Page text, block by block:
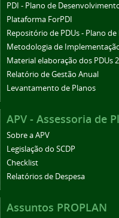
PDI - Plano de
Plataforma ForPDI
Repositório de PDUs - Plano
Metodologia de
Material elaboração dos PDUs
Relatório de Gestão Anual
Levantamento de Planos
APV - Assessoria de
Sobre a APV
Legislação do SCDP
Checklist
Relatórios de Despesa
Assuntos PROPLAN